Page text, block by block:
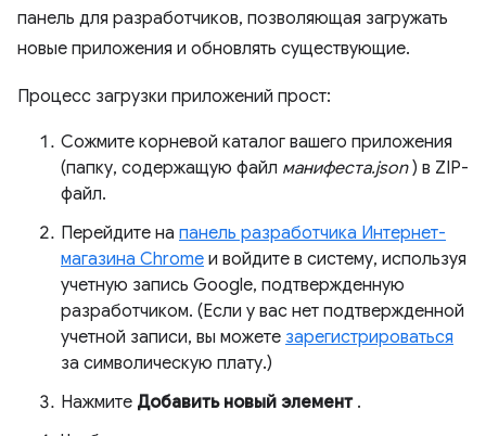
панель для разработчиков, позволяющая загружать
новые приложения и обновлять существующие.
Процесс загрузки приложений прост:
Сожмите корневой каталог вашего приложения
(папку, содержащую файл манифеста.json) в ZIP-
файл.
Перейдите на панель разработчика Интернет-
магазина Chrome и войдите в систему, используя
учетную запись Google, подтвержденную
разработчиком. (Если у вас нет подтвержденной
учетной записи, вы можете зарегистрироваться
за символическую плату.)
Нажмите Добавить новый элемент.